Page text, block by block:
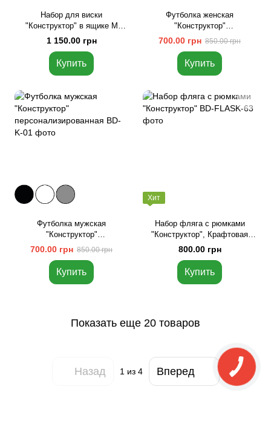
Набор для виски
"Конструктор" в ящике M
персонализированный
1 150.00 грн
Купить
Футболка женская
"Конструктор"
персонализированная, Белый,
700.00 грн 850.00 грн
Купить
Футболка мужская
"Конструктор"
персонализированная,
Черный, XS
700.00 грн 850.00 грн
Купить
Хит
Набор фляга с рюмками
"Конструктор", Крафтовая
коробка
800.00 грн
Купить
Показать еще 20 товаров
Назад 1из 4 Вперед